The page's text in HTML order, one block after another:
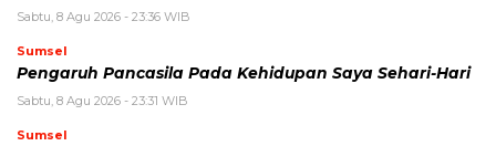
Sabtu, 8 Agu 2026 - 23:36 WIB
Sumsel
Pengaruh Pancasila Pada Kehidupan Saya Sehari-Hari
Sabtu, 8 Agu 2026 - 23:31 WIB
Sumsel